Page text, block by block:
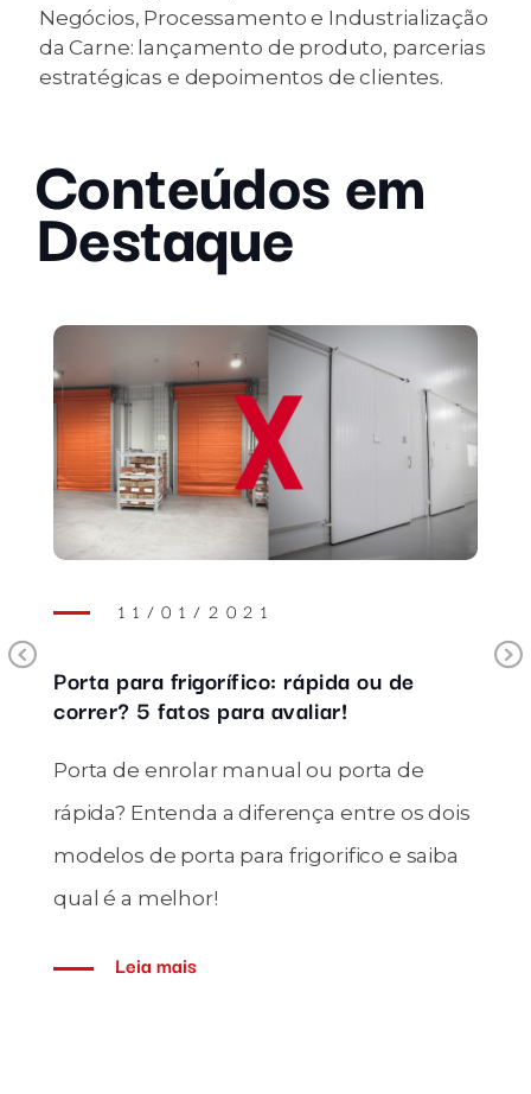
Negócios, Processamento e Industrialização
da Carne: lançamento de produto, parcerias
estratégicas e depoimentos de clientes.
Conteúdos em
Destaque
11/01/2021
Porta para frigorífico: rápida ou de
correr? 5 fatos para avaliar!
Porta de enrolar manual ou porta de
rápida? Entenda a diferença entre os dois
modelos de porta para frigorifico e saiba
qual é a melhor!
Leia mais